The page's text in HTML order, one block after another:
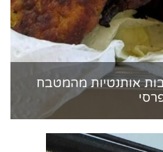
אותנטיות מהמטבח